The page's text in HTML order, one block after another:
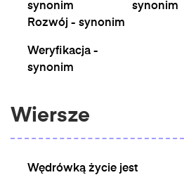
synonim
synonim
Rozwój - synonim
Weryfikacja -
synonim
Wiersze
Wędrówką życie jest